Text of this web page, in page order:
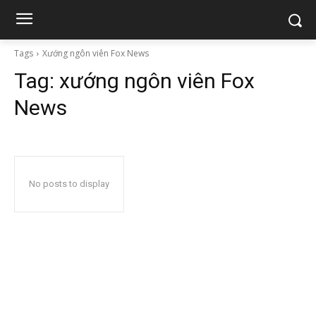
Tags Xướng ngôn viên Fox News
Tag: xướng ngôn viên Fox
News
No posts to display